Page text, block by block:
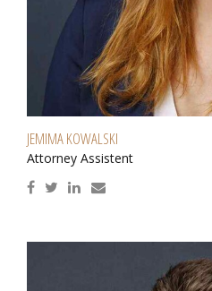
JEMIMA KOWALSKI
Attorney Assistent